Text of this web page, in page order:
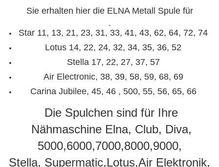
Sie erhalten hier die ELNA Metall Spule für
.
Star 11, 13, 21, 23, 31, 33, 41, 43, 62, 64, 72, 74
Lotus 14, 22, 24, 32, 34, 35, 36, 52
Stella 17, 22, 27, 37, 57
Air Electronic, 38, 39, 58, 59, 68, 69
Carina Jubilee, 45, 46 , 500, 55, 56, 65, 66
Die Spulchen sind für Ihre
Nähmaschine Elna, Club, Diva,
5000,6000,7000,8000,9000,
Stella, Supermatic,Lotus,Air Elektronik,